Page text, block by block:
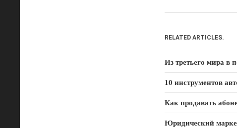
RELATED ARTICLES.
10 инструментов